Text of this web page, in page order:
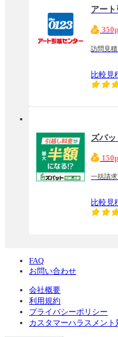
アー
訪問見
比較見
ズバ
一括請
比較見
FAQ
お問い合わせ
会社概要
利用規約
プライバシーポリシー
カスタマーハラスメント